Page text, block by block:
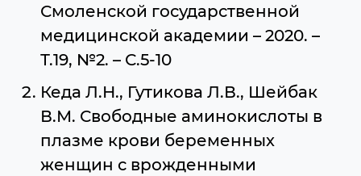
Смоленской государственной
медицинской академии – 2020. –
Т.19, №2. – С.5-10
Кеда Л.Н., Гутикова Л.В., Шейбак
В.М. Свободные аминокислоты в
плазме крови беременных
женщин с врожденными